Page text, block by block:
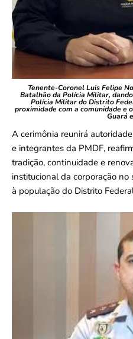
Tenente-Coronel Luis Felipe
Batalhão da Polícia Militar,
Polícia Militar do Distrito
proximidade com a comunidade e
Guará
A cerimônia reunirá
e integrantes da PMDF,
tradição, continuidade e
institucional da corporação
à população do Distrito